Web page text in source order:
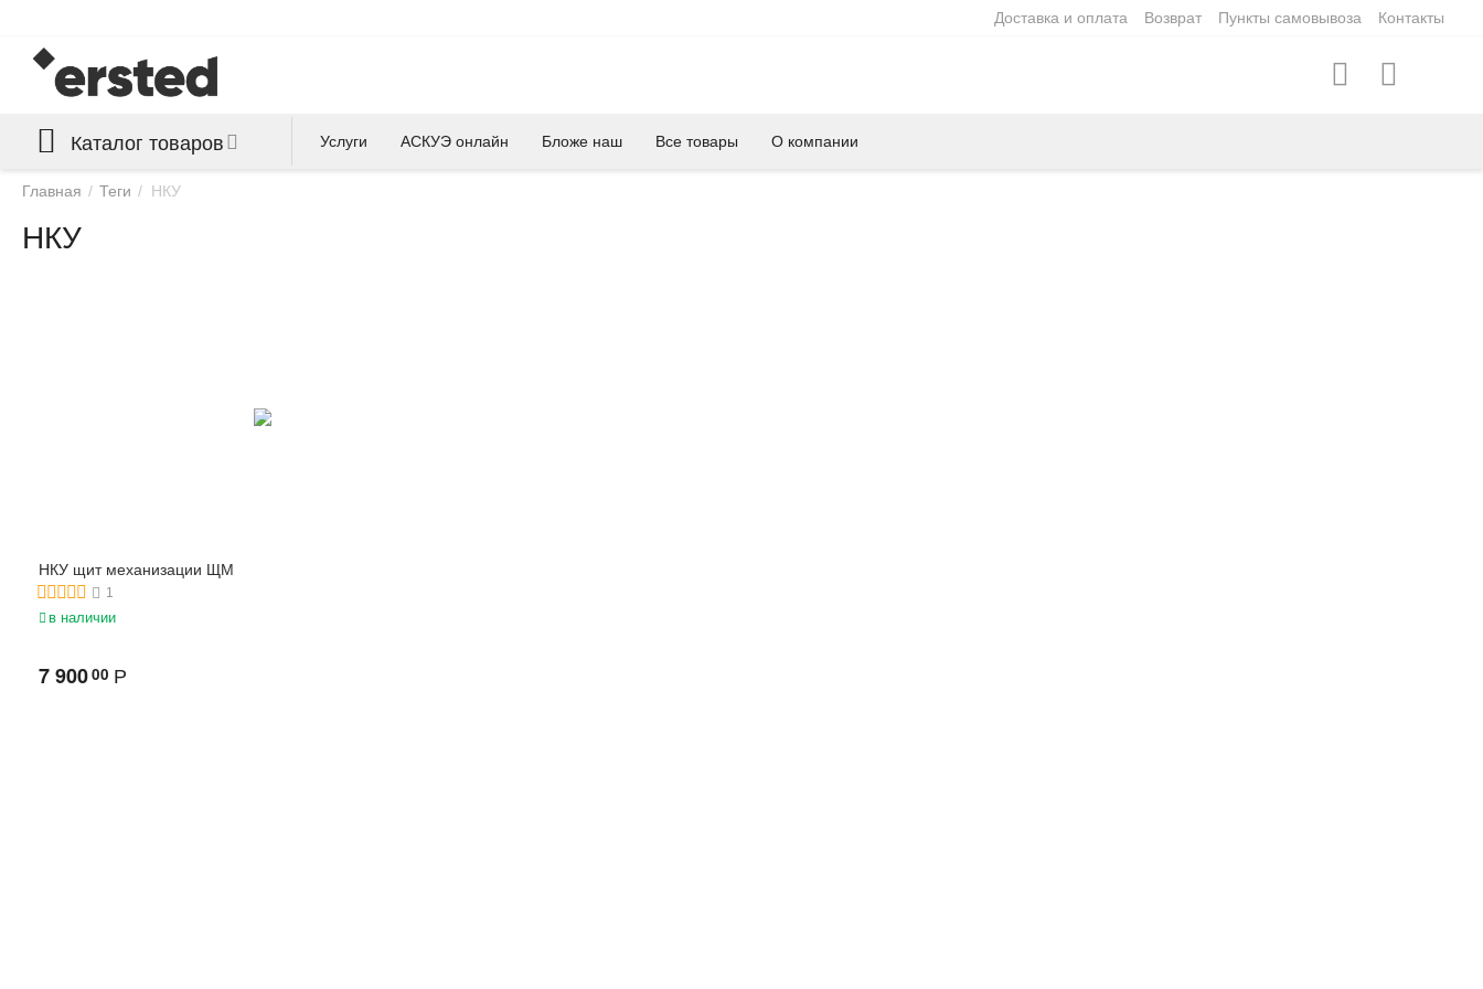
Доставка и оплата Возврат Пункты самовывоза Контакты
Каталог товаров Услуги АСКУЭ онлайн Бложе наш Все товары О компании
Главная / Теги / НКУ
НКУ
НКУ щит механизации ЩМ
1
в наличии
7 90000 Р